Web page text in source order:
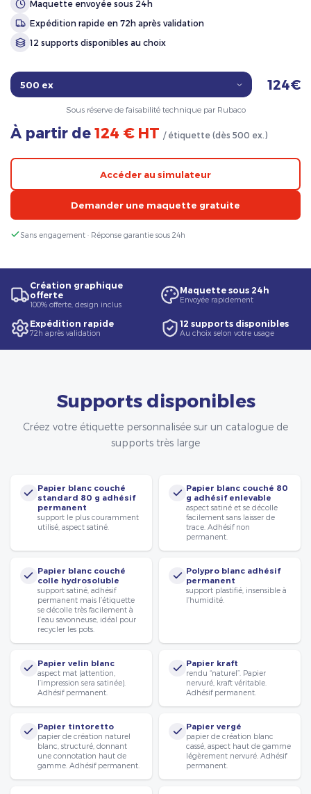
Maquette envoyée sous 24h
Expédition rapide en 72h après validation
12 supports disponibles au choix
124€
Sous réserve de faisabilité technique par Rubaco
À partir de 124 € HT / étiquette (dès 500 ex.)
Accéder au simulateur
Demander une maquette gratuite
Sans engagement · Réponse garantie sous 24h
Création graphique
offerte
100% offerte, design inclus
Maquette sous 24h
Envoyée rapidement
Expédition rapide
72h après validation
12 supports disponibles
Au choix selon votre usage
Supports disponibles
Créez votre étiquette personnalisée sur un catalogue de
supports très large
Papier blanc couché
standard 80 g adhésif
permanent
support le plus couramment
utilisé, aspect satiné.
Papier blanc couché 80
g adhésif enlevable
aspect satiné et se décolle
facilement sans laisser de
trace. Adhésif non
permanent.
Papier blanc couché
colle hydrosoluble
support satiné, adhésif
permanent mais l’étiquette
se décolle très facilement à
l’eau savonneuse, idéal pour
recycler les pots.
Polypro blanc adhésif
permanent
support plastifié, insensible à
l’humidité.
Papier velin blanc
aspect mat (attention,
l’impression sera satinée).
Adhésif permanent.
Papier kraft
rendu “naturel”. Papier
nervuré, kraft véritable.
Adhésif permanent.
Papier tintoretto
papier de création naturel
blanc, structuré, donnant
une connotation haut de
gamme. Adhésif permanent.
Papier vergé
papier de création blanc
cassé, aspect haut de gamme
légèrement nervuré. Adhésif
permanent.